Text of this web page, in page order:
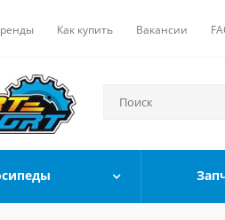
Как купить Вакансии